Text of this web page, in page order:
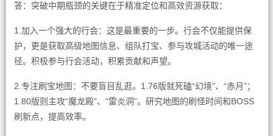
答：突破中期瓶颈的关键在于精准定位和高效资源获取：
1.加入一个强大的行会：这是最重要的一步。行会不仅能提供保
护，更是获取高级地图信息、组队打宝、参与攻城活动的唯一途
径。积极参与行会活动，积累贡献和声望。
2.专注刷宝地图：不要盲目乱逛。1.76版就死磕“幻境”、“赤月”；
1.80版则主攻“魔龙殿”、“雷炎洞”。研究地图的刷怪时间和BOSS
刷新点，提高效率。